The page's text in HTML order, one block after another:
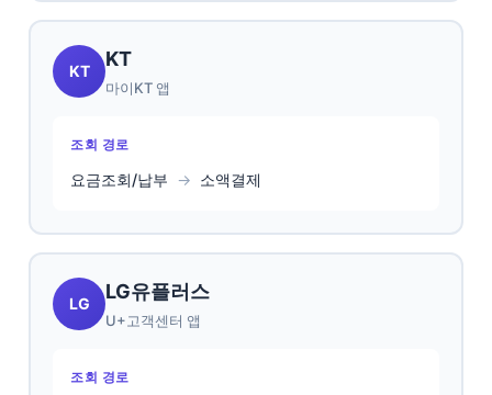
KT
KT
마이KT 앱
조회 경로
요금조회/납부 → 소액결제
LG
LG유플러스
U+고객센터 앱
조회 경로